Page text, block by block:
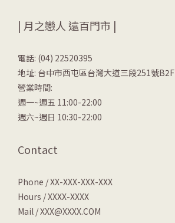
| 月之戀人 遠百門市 |
電話: (04) 22520395
地址: 台中市西屯區台灣大道三段251號B2F
營業時間:
週一~週五 11:00-22:00
週六~週日 10:30-22:00
Contact
Phone / XX-XXX-XXX-XXX
Hours / XXXX-XXXX
Mail / XXX@XXXX.COM